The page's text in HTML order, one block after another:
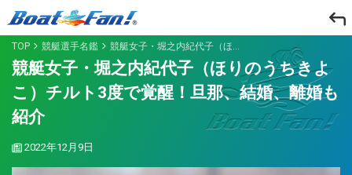
TOP 競艇選手名鑑
競艇女子・堀之内紀代子（ほりのうちきよ
こ）チルト3度で覚醒！旦那、結婚、離婚も
紹介
2022年12月9日